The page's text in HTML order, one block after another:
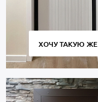
ХОЧУ ТАКУЮ ЖЕ